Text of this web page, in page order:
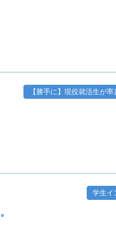
【勝手に】現役就活生が率
学生イ